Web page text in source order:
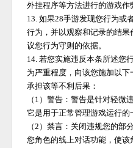
外挂程序等方法进行的游戏作
13. 如果28手游发现您行为或
行为，并以观察和记录的结
议您行为守则的依据。
14. 若您实施违反本条所述您
为严重程度，向该您施加以
承担该等不利后果：
（ 1）警告：警告是针对轻微
它是用于正常管理游戏运行的
（2）禁言：关闭违规您的部
您角色的线上对话功能，使